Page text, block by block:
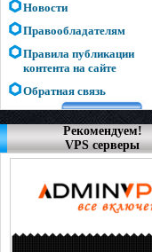
Новости
Правообладателям
Правила публикации
контента на сайте
Обратная связь
Рекомендуем!
VPS серверы